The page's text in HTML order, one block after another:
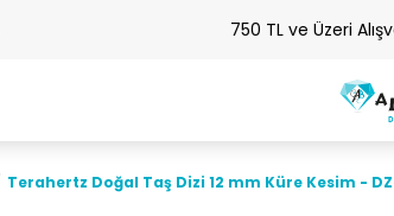
750 TL ve Üzeri
Terahertz Doğal Taş Dizi 12 mm Küre Kesim -